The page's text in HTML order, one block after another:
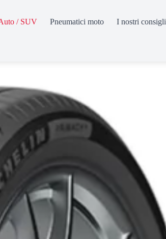
/ SUV Pneumatici moto I nostri consigli